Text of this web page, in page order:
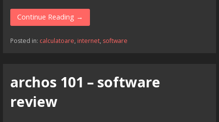
Continue Reading →
Posted in: calculatoare, internet, software
archos 101 – software
review